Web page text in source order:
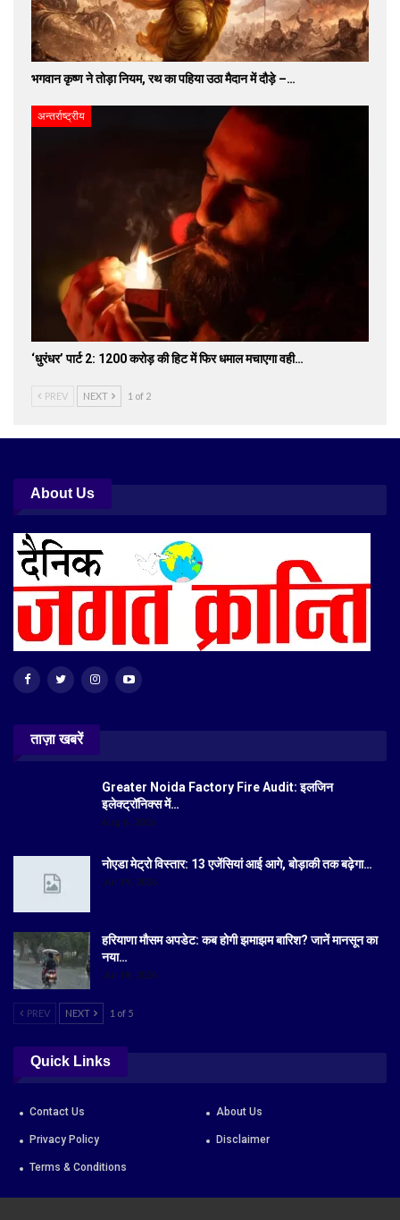
भगवान कृष्ण ने तोड़ा नियम, रथ का पहिया उठा मैदान में दौड़े –…
अन्तर्राष्ट्रीय
‘धुरंधर’ पार्ट 2: 1200 करोड़ की हिट में फिर धमाल मचाएगा वही…
PREV NEXT 1 of 2
About Us
ताज़ा खबरें
Greater Noida Factory Fire Audit: इलजिन
इलेक्ट्रॉनिक्स में…
Aug 6, 2026
नोएडा मेट्रो विस्तार: 13 एजेंसियां आई आगे, बोड़ाकी तक बढ़ेगा…
Jul 19, 2026
हरियाणा मौसम अपडेट: कब होगी झमाझम बारिश? जानें मानसून का
नया…
Jul 18, 2026
PREV NEXT 1 of 5
Quick Links
Contact Us About Us
Privacy Policy Disclaimer
Terms & Conditions